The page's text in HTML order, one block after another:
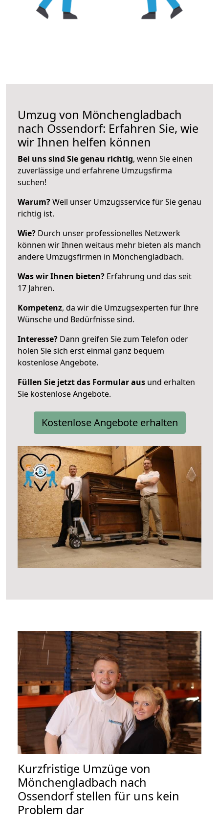
Umzug von Mönchengladbach
nach Ossendorf: Erfahren Sie, wie
wir Ihnen helfen können
Bei uns sind Sie genau richtig, wenn Sie einen
zuverlässige und erfahrene Umzugsfirma
suchen!
Warum?Weil unser Umzugsservice für Sie genau
richtig ist.
Wie? Durch unser professionelles Netzwerk
können wir Ihnen weitaus mehr bieten als manch
andere Umzugsfirmen in Mönchengladbach.
Was wir Ihnen bieten? Erfahrung und das seit
17 Jahren.
Kompetenz, da wir die Umzugsexperten für Ihre
Wünsche und Bedürfnisse sind.
Interesse? Dann greifen Sie zum Telefon oder
holen Sie sich erst einmal ganz bequem
kostenlose Angebote.
Füllen Sie jetzt das Formular aus und erhalten
Sie kostenlose Angebote.
Kostenlose Angebote erhalten
Kurzfristige Umzüge von
Mönchengladbach nach
Ossendorf stellen für uns kein
Problem dar